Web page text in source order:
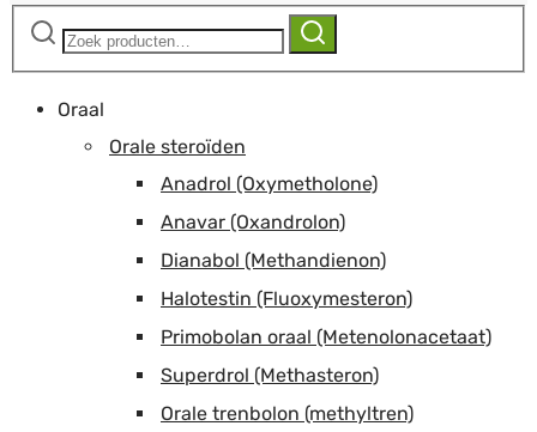
Zoeken
Zoeken
Oraal
Orale steroïden
Anadrol (Oxymetholone)
Anavar (Oxandrolon)
Dianabol (Methandienon)
Halotestin (Fluoxymesteron)
Primobolan oraal (Metenolonacetaat)
Superdrol (Methasteron)
Orale trenbolon (methyltren)